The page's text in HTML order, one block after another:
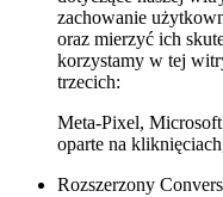
zachowanie
oraz mierzyć ich
korzystamy w tej
trzecich:
Meta-Pixel,
oparte na
Rozszerzony